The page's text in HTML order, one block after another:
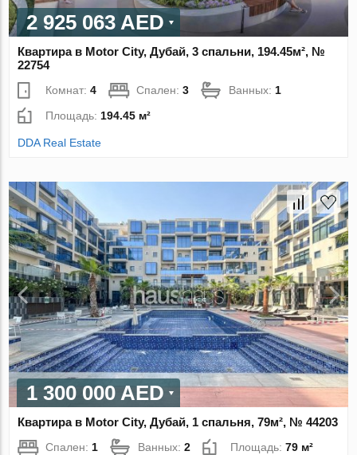
2 925 063 AED
Квартира в Motor City, Дубай, 3 спальни, 194.45м², №
22754
Комнат:4 Спален:3 Ванных: 1
Площадь: 194.45 м²
DDA Real Estate
1 300 000 AED
Квартира в Motor City, Дубай, 1 спальня, 79м², № 44203
Спален:1 Ванных:2 Площадь:79 м²